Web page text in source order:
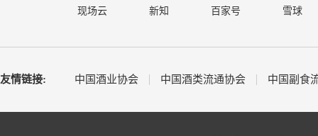
现场云 新知 百家号 雪球
友情链接: 中国酒业协会 中国酒类流通协会 中国副食